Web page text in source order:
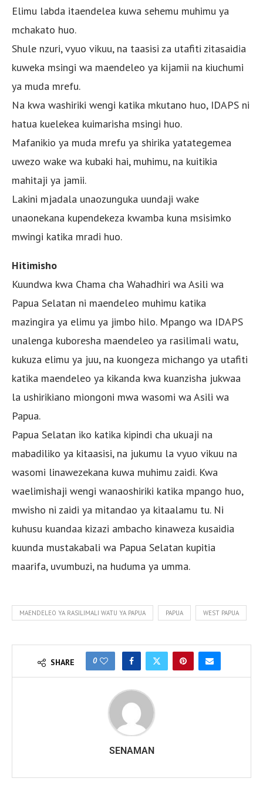
Elimu labda itaendelea kuwa sehemu muhimu ya
mchakato huo.
Shule nzuri, vyuo vikuu, na taasisi za utafiti zitasaidia
kuweka msingi wa maendeleo ya kijamii na kiuchumi
ya muda mrefu.
Na kwa washiriki wengi katika mkutano huo, IDAPS ni
hatua kuelekea kuimarisha msingi huo.
Mafanikio ya muda mrefu ya shirika yatategemea
uwezo wake wa kubaki hai, muhimu, na kuitikia
mahitaji ya jamii.
Lakini mjadala unaozunguka uundaji wake
unaonekana kupendekeza kwamba kuna msisimko
mwingi katika mradi huo.
Hitimisho
Kuundwa kwa Chama cha Wahadhiri wa Asili wa
Papua Selatan ni maendeleo muhimu katika
mazingira ya elimu ya jimbo hilo. Mpango wa IDAPS
unalenga kuboresha maendeleo ya rasilimali watu,
kukuza elimu ya juu, na kuongeza michango ya utafiti
katika maendeleo ya kikanda kwa kuanzisha jukwaa
la ushirikiano miongoni mwa wasomi wa Asili wa
Papua.
Papua Selatan iko katika kipindi cha ukuaji na
mabadiliko ya kitaasisi, na jukumu la vyuo vikuu na
wasomi linawezekana kuwa muhimu zaidi. Kwa
waelimishaji wengi wanaoshiriki katika mpango huo,
mwisho ni zaidi ya mitandao ya kitaalamu tu. Ni
kuhusu kuandaa kizazi ambacho kinaweza kusaidia
kuunda mustakabali wa Papua Selatan kupitia
maarifa, uvumbuzi, na huduma ya umma.
MAENDELEO YA RASILIMALI WATU YA PAPUA PAPUA WEST PAPUA
SHARE 0
SENAMAN